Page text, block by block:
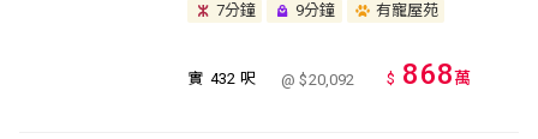
7分鐘
9分鐘 有寵屋苑
實 432 呎 @ $20,092 $ 868萬